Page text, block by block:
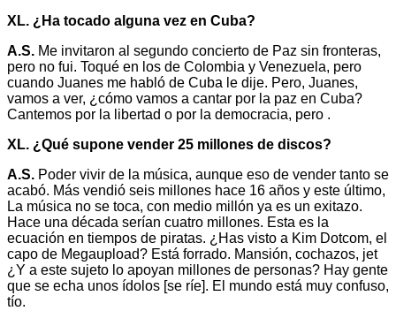
XL. ¿Ha tocado alguna vez en Cuba?
A.S. Me invitaron al segundo concierto de Paz sin fronteras,
pero no fui. Toqué en los de Colombia y Venezuela, pero
cuando Juanes me habló de Cuba le dije. Pero, Juanes,
vamos a ver, ¿cómo vamos a cantar por la paz en Cuba?
Cantemos por la libertad o por la democracia, pero .
XL. ¿Qué supone vender 25 millones de discos?
A.S. Poder vivir de la música, aunque eso de vender tanto se
acabó. Más vendió seis millones hace 16 años y este último,
La música no se toca, con medio millón ya es un exitazo.
Hace una década serían cuatro millones. Esta es la
ecuación en tiempos de piratas. ¿Has visto a Kim Dotcom, el
capo de Megaupload? Está forrado. Mansión, cochazos, jet
¿Y a este sujeto lo apoyan millones de personas? Hay gente
que se echa unos ídolos [se ríe]. El mundo está muy confuso,
tío.